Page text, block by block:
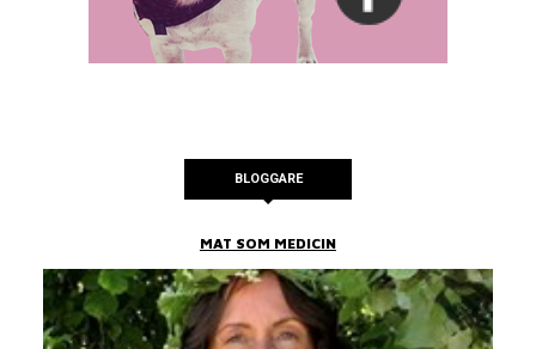
BLOGGARE
MAT SOM MEDICIN